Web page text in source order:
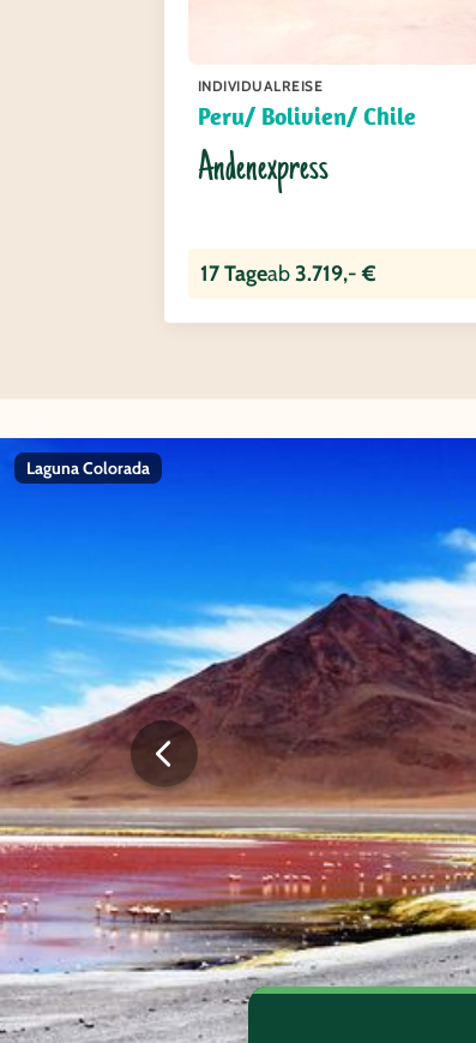
INDIVIDUALREISE
Peru/ Bolivien/ Chile
Andenexpress
17 Tageab3.719,- €
Laguna Colorada